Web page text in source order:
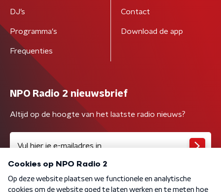
DJ’s
Programma's
Frequenties
Contact
Download de app
NPO Radio 2 nieuwsbrief
Altijd op de hoogte van het laatste radio nieuws?